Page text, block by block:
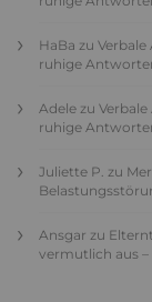
HaBa zu
ruhige
Adele zu
ruhige
Juliette P. zu
Ansgar zu
vermutlich aus –